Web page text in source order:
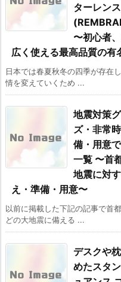
ターレン
〜初心者
広く使える最高品質の有
日本では春夏秋冬の四季が存在
情を変えていくため ...
地震対策
ズ・非常
備・用意
一覧 〜首
地震に対
え・準備・用意〜
以前に掲載した下記の記事で首
どの大地震に備える ...
デスクや
めたスタ